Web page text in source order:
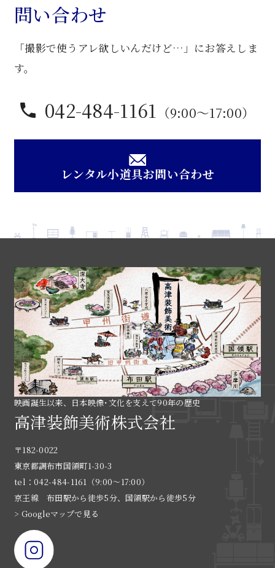
問い合わせ
「撮影で使うアレ欲しいんだけど…」にお答えしま
す。
042-484-1161 （9:00〜17:00）
レンタル小道具お問い合わせ
映画誕生以来、日本映像･文化を支えて90年の歴史
高津装飾美術株式会社
〒182-0022
東京都調布市国領町1-30-3
tel：042-484-1161（9:00〜17:00）
京王線 布田駅から徒歩5分、国領駅から徒歩5分
> Googleマップで見る